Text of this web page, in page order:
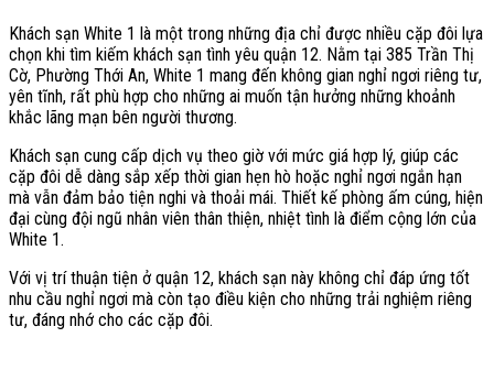
Khách sạn White 1 là một trong những địa chỉ được nhiều cặp đôi lựa
chọn khi tìm kiếm khách sạn tình yêu quận 12. Nằm tại 385 Trần Thị
Cờ, Phường Thới An, White 1 mang đến không gian nghỉ ngơi riêng tư,
yên tĩnh, rất phù hợp cho những ai muốn tận hưởng những khoảnh
khắc lãng mạn bên người thương.
Khách sạn cung cấp dịch vụ theo giờ với mức giá hợp lý, giúp các
cặp đôi dễ dàng sắp xếp thời gian hẹn hò hoặc nghỉ ngơi ngắn hạn
mà vẫn đảm bảo tiện nghi và thoải mái. Thiết kế phòng ấm cúng, hiện
đại cùng đội ngũ nhân viên thân thiện, nhiệt tình là điểm cộng lớn của
White 1.
Với vị trí thuận tiện ở quận 12, khách sạn này không chỉ đáp ứng tốt
nhu cầu nghỉ ngơi mà còn tạo điều kiện cho những trải nghiệm riêng
tư, đáng nhớ cho các cặp đôi.